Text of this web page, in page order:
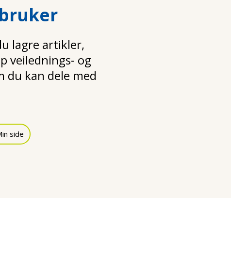
lagre artikler,
veilednings- og
du kan dele med
side